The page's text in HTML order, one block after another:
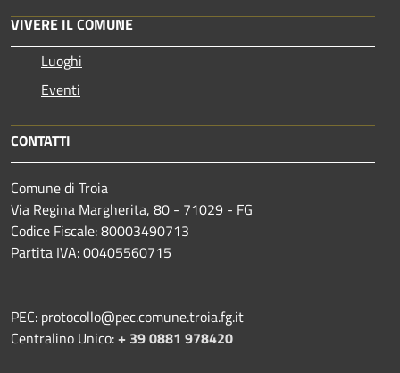
VIVERE IL COMUNE
Luoghi
Eventi
CONTATTI
Comune di Troia
Via Regina Margherita, 80 - 71029 - FG
Codice Fiscale: 80003490713
Partita IVA: 00405560715
PEC: protocollo@pec.comune.troia.fg.it
Centralino Unico:+ 39 0881 978420